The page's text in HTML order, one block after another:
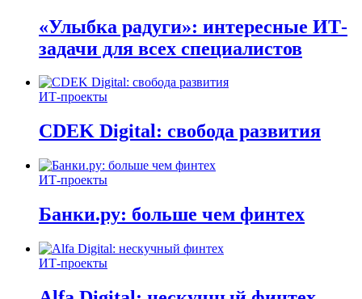
«Улыбка радуги»: интересные ИТ-
задачи для всех специалистов
ИТ-проекты
CDEK Digital: свобода развития
ИТ-проекты
Банки.ру: больше чем финтех
ИТ-проекты